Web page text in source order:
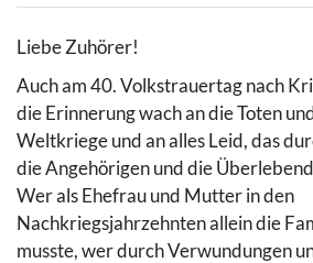
Liebe Zuhörer!
Auch am 40. Volkstrauertag nach
die Erinnerung wach an die Toten
Weltkriege und an alles Leid, das
die Angehörigen und die
Wer als Ehefrau und Mutter in den
Nachkriegsjahrzehnten allein die
musste, wer durch Verwundungen